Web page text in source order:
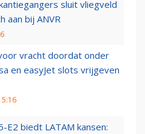
sluit vliegveld
aan bij ANVR
vracht doordat onder
en easyJet slots vrijgeven
E2 biedt LATAM kansen: